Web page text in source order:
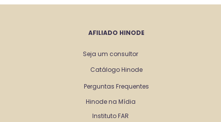
AFILIADO HINODE
Seja um consultor
Catálogo Hinode
Perguntas Frequentes
Hinode na Mídia
Instituto FAR